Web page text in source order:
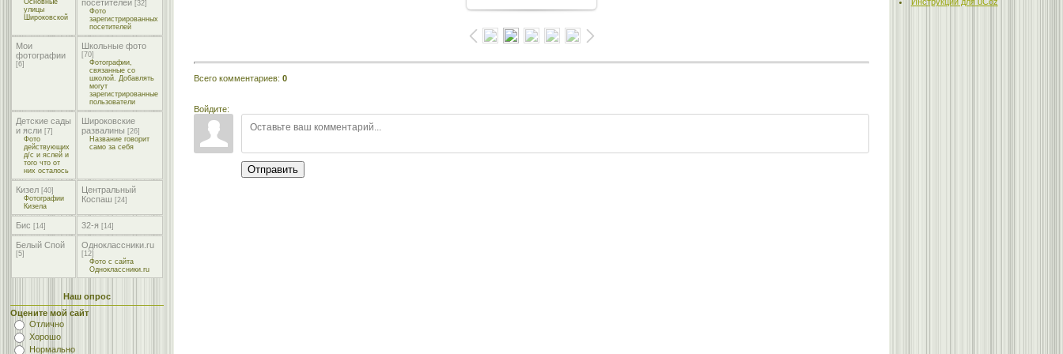
Основные
улицы
Широковской
посетителей [32]
Фото
зарегистрированных
посетителей
Мои
фотографии
[6]
Школьные фото
[70]
Фотографии,
связанные со
школой. Добавлять
могут
зарегистрированные
пользователи
Детские сады
и ясли [7]
Фото
действующих
д/с и яслей и
того что от
них осталось
Широковские
развалины [26]
Название говорит
само за себя
Кизел [40]
Фотографии
Кизела
Центральный
Коспаш [24]
Бис [14] 32-я [14]
Белый Спой
[5]
Одноклассники.ru
[12]
Фото с сайта
Одноклассники.ru
Наш опрос
Оцените мой сайт
Отлично
Хорошо
Нормально
Всего комментариев: 0
Войдите:
Отправить